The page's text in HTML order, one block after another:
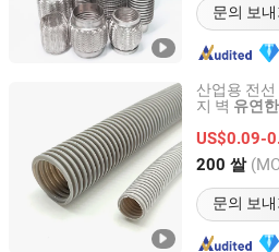
문의 보내
산업용 전
지 벽 유연한
US$0.09-
200 쌀
문의 보내
DONG GUAN FUYUXUAN
Guangdong, China